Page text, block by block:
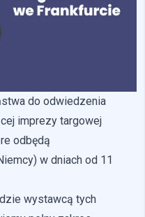
do odwiedzenia
imprezy targowej
odbędą
w dniach od 11
wystawcą tych
wygląd lub
język lub region, w
właścicielem stron
różni użytkownicy
i zgłaszając anonimowe